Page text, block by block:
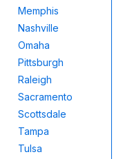
Memphis
Nashville
Omaha
Pittsburgh
Raleigh
Sacramento
Scottsdale
Tampa
Tulsa